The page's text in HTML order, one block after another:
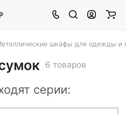
шкафы для одежды и
6 товаров
серии: